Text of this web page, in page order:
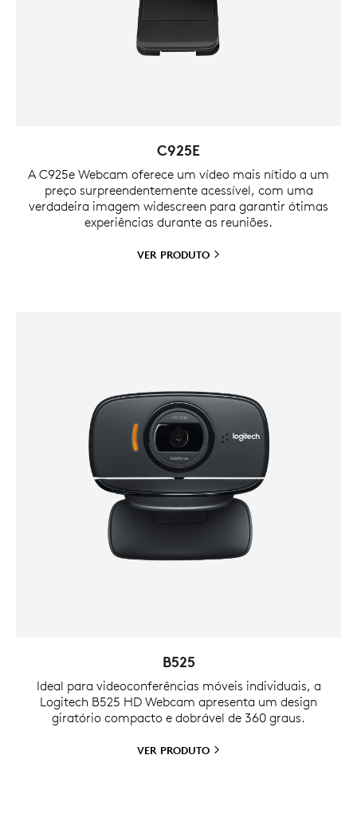
C925E
A C925e Webcam oferece um vídeo mais nítido a um
preço surpreendentemente acessível, com uma
verdadeira imagem widescreen para garantir ótimas
experiências durante as reuniões.
VER PRODUTO
B525
Ideal para videoconferências móveis individuais, a
Logitech B525 HD Webcam apresenta um design
giratório compacto e dobrável de 360 graus.
VER PRODUTO